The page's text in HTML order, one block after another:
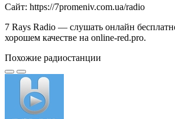
Сайт: https://7promeniv.com.ua/radio
7 Rays Radio — слушать онлайн
хорошем качестве на online-red.pro.
Похожие радиостанции